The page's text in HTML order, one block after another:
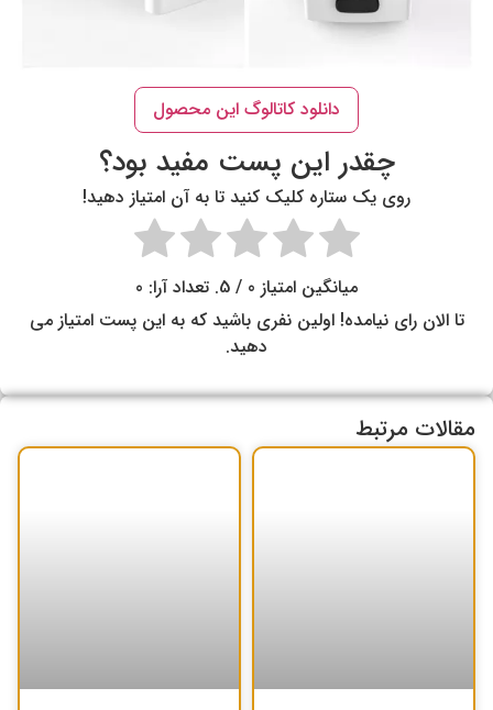
دانلود کاتالوگ این محصول
چقدر این پست مفید بود؟
روی یک ستاره کلیک کنید تا به آن امتیاز دهید!
میانگین امتیاز 0 / 5. تعداد آرا:
0
تا الان رای نیامده! اولین نفری باشید که به این پست امتیاز می
دهید.
مقالات مرتبط